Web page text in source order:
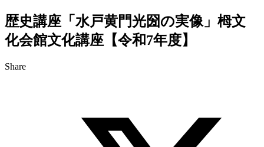
歴史講座 「 水戸黄門光圀の実像 」 栂文
化会館文化講座 【令和7年度】
Share